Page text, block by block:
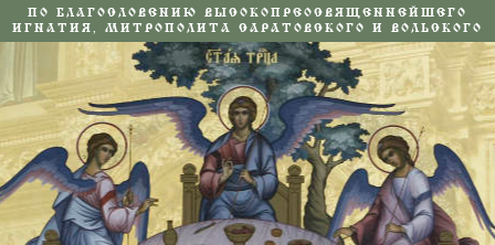
ПО БЛАГОСЛОВЕНИЮ ВЫСОКОПРЕОСВЯЩЕННЕЙШЕГО
ИГНАТИЯ, МИТРОПОЛИТА САРАТОВСКОГО И ВОЛЬСКОГО